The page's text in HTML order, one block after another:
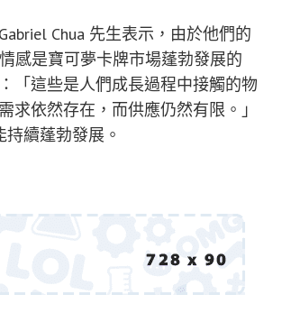
Chua 先生表示，由於他們的
感是寶可夢卡牌市場蓬勃發展的
「這些是人們成長過程中接觸的物
依然存在，而供應仍然有限。」
續蓬勃發展。